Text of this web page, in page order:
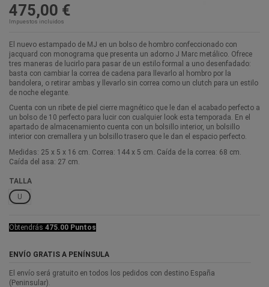
475,00 €
Impuestos incluidos
El nuevo estampado de MJ en un bolso de hombro confeccionado con
jacquard con monograma que presenta un adorno J Marc metálico. Ofrece
tres maneras de lucirlo para pasar de un estilo formal a uno desenfadado:
basta con cambiar la correa de cadena para llevarlo al hombro por la
bandolera, o retirar ambas y llevarlo sin correa como un clutch para un estilo
de noche elegante.
Cuenta con un ribete de piel cierre magnético que le dan el acabado perfecto a
un bolso de 10 perfecto para lucir con cualquier look esta temporada. En el
apartado de almacenamiento cuenta con un bolsillo interior, un bolsillo
interior con cremallera y un bolsillo trasero que le dan el espacio perfecto.
Medidas: 25 x 5 x 16 cm. Correa: 144 x 5 cm. Caída de la correa: 68 cm.
Caída del asa: 27 cm.
TALLA
U
Obtendrás 475.00 Puntos
ENVÍO GRATIS A PENÍNSULA
El envío será gratuito en todos los pedidos con destino España
(Peninsular).